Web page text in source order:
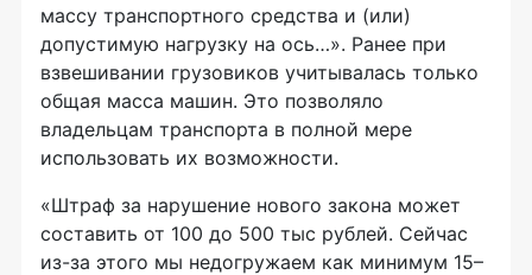
массу транспортного средства и (или)
допустимую нагрузку на ось…». Ранее при
взвешивании грузовиков учитывалась только
общая масса машин. Это позволяло
владельцам транспорта в полной мере
использовать их возможности.
«Штраф за нарушение нового закона может
составить от 100 до 500 тыс рублей. Сейчас
из-за этого мы недогружаем как минимум 15–